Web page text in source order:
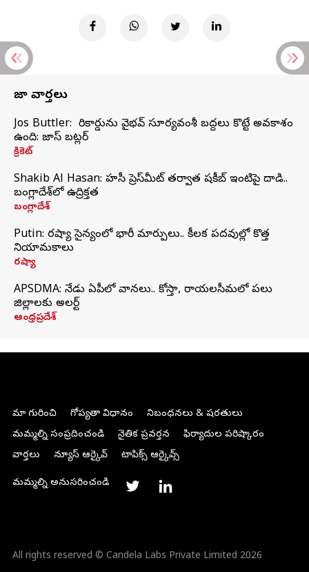
తాజా వార్తలు
Jos Buttler: నా రికార్డును వైభవ్ సూర్యవంశీ బద్దలు కొట్టే అవకాశం
ఉంది: జాస్ బట్లర్
క్రికెట్
Shakib Al Hasan: హసీనా ప్రెస్‌మీట్‌ తర్వాత షకీబ్‌ ఇంటిపై దాడి..
బంగ్లాదేశ్‌లో ఉద్రిక్తత
బంగ్లాదేశ్
Putin: రష్యా సైన్యంలో భారీ మార్పులు.. కీలక పదవుల్లో కొత్త
నియామకాలు
రష్యా
APSDMA: నేడు ఏపీలో వానలు.. కోస్తా, రాయలసీమలో పలు
జిల్లాలకు అలర్ట్
ఆంధ్రప్రదేశ్
మా గురించి గోప్యతా విధానం
నిబంధనలు & షరతులు
మమ్మల్ని సంప్రదించండి
నైతిక ప్రవర్తన
ఫిర్యాదుల పరిష్కారం
వార్తలు
న్యూస్ ఆర్కైవ్ టాపిక్స్ ఆర్కైవ్స్
మమ్మల్ని అనుసరించండి
All rights reserved © Candela Labs Private Limited 2026